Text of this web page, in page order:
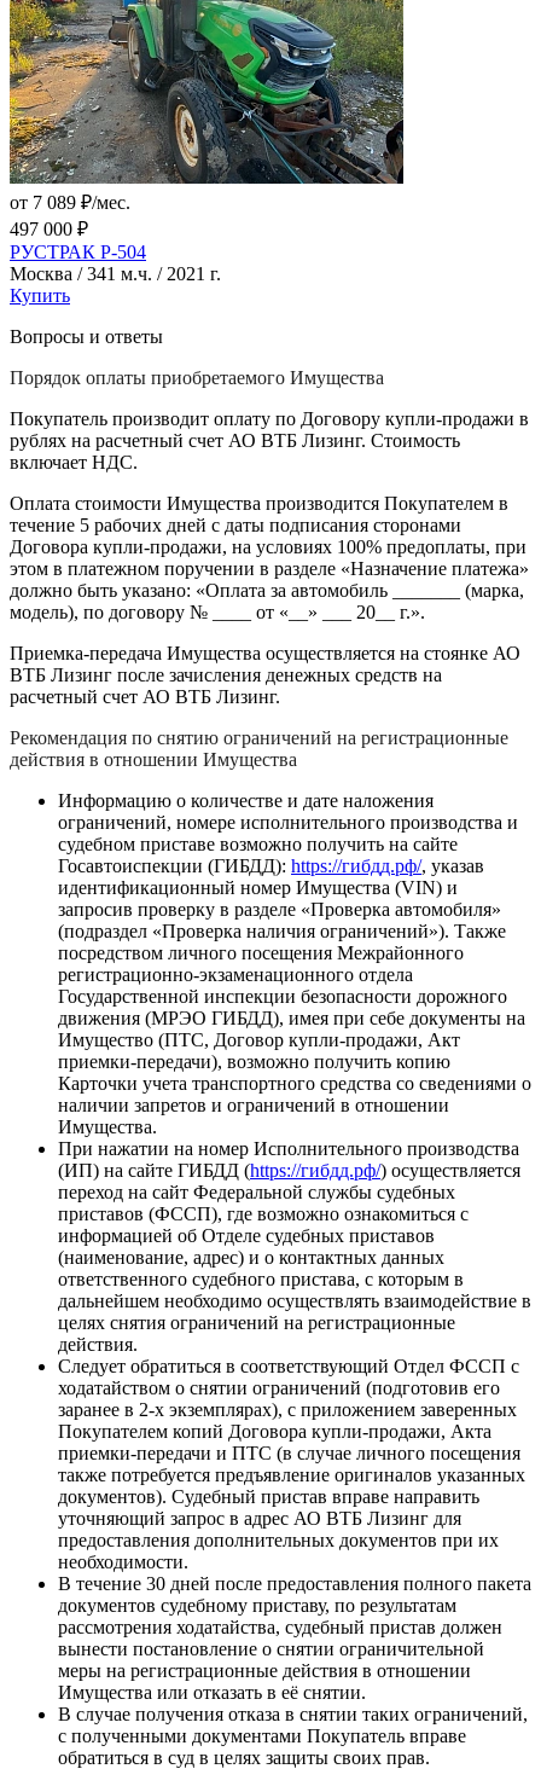
от 7 089 ₽/мес.
497 000 ₽
РУСТРАК Р-504
Москва / 341 м.ч. / 2021 г.
Купить
Вопросы и ответы
Порядок оплаты приобретаемого Имущества
Покупатель производит оплату по Договору купли-продажи в
рублях на расчетный счет АО ВТБ Лизинг. Стоимость
включает НДС.
Оплата стоимости Имущества производится Покупателем в
течение 5 рабочих дней с даты подписания сторонами
Договора купли-продажи, на условиях 100% предоплаты, при
этом в платежном поручении в разделе «Назначение платежа»
должно быть указано: «Оплата за автомобиль _______ (марка,
модель), по договору № ____ от «__» ___ 20__ г.».
Приемка-передача Имущества осуществляется на стоянке АО
ВТБ Лизинг после зачисления денежных средств на
расчетный счет АО ВТБ Лизинг.
Рекомендация по снятию ограничений на регистрационные
действия в отношении Имущества
Информацию о количестве и дате наложения
ограничений, номере исполнительного производства и
судебном приставе возможно получить на сайте
Госавтоиспекции (ГИБДД): https://гибдд.рф/, указав
идентификационный номер Имущества (VIN) и
запросив проверку в разделе «Проверка автомобиля»
(подраздел «Проверка наличия ограничений»). Также
посредством личного посещения Межрайонного
регистрационно-экзаменационного отдела
Государственной инспекции безопасности дорожного
движения (МРЭО ГИБДД), имея при себе документы на
Имущество (ПТС, Договор купли-продажи, Акт
приемки-передачи), возможно получить копию
Карточки учета транспортного средства со сведениями о
наличии запретов и ограничений в отношении
Имущества.
При нажатии на номер Исполнительного производства
(ИП) на сайте ГИБДД (https://гибдд.рф/) осуществляется
переход на сайт Федеральной службы судебных
приставов (ФССП), где возможно ознакомиться с
информацией об Отделе судебных приставов
(наименование, адрес) и о контактных данных
ответственного судебного пристава, с которым в
дальнейшем необходимо осуществлять взаимодействие в
целях снятия ограничений на регистрационные
действия.
Следует обратиться в соответствующий Отдел ФССП с
ходатайством о снятии ограничений (подготовив его
заранее в 2-х экземплярах), с приложением заверенных
Покупателем копий Договора купли-продажи, Акта
приемки-передачи и ПТС (в случае личного посещения
также потребуется предъявление оригиналов указанных
документов). Судебный пристав вправе направить
уточняющий запрос в адрес АО ВТБ Лизинг для
предоставления дополнительных документов при их
необходимости.
В течение 30 дней после предоставления полного пакета
документов судебному приставу, по результатам
рассмотрения ходатайства, судебный пристав должен
вынести постановление о снятии ограничительной
меры на регистрационные действия в отношении
Имущества или отказать в её снятии.
В случае получения отказа в снятии таких ограничений,
с полученными документами Покупатель вправе
обратиться в суд в целях защиты своих прав.